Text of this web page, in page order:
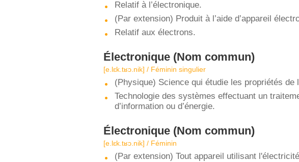
Relatif à l’électronique.
(Par extension) Produit à l’aide d’appareil
Relatif aux électrons.
Électronique (Nom commun)
[e.lɛk.tʁɔ.nik] / Féminin singulier
(Physique) Science qui étudie les propriétés
Technologie des systèmes effectuant un
d’information ou d’énergie.
Électronique (Nom commun)
[e.lɛk.tʁɔ.nik] / Féminin
(Par extension) Tout appareil utilisant